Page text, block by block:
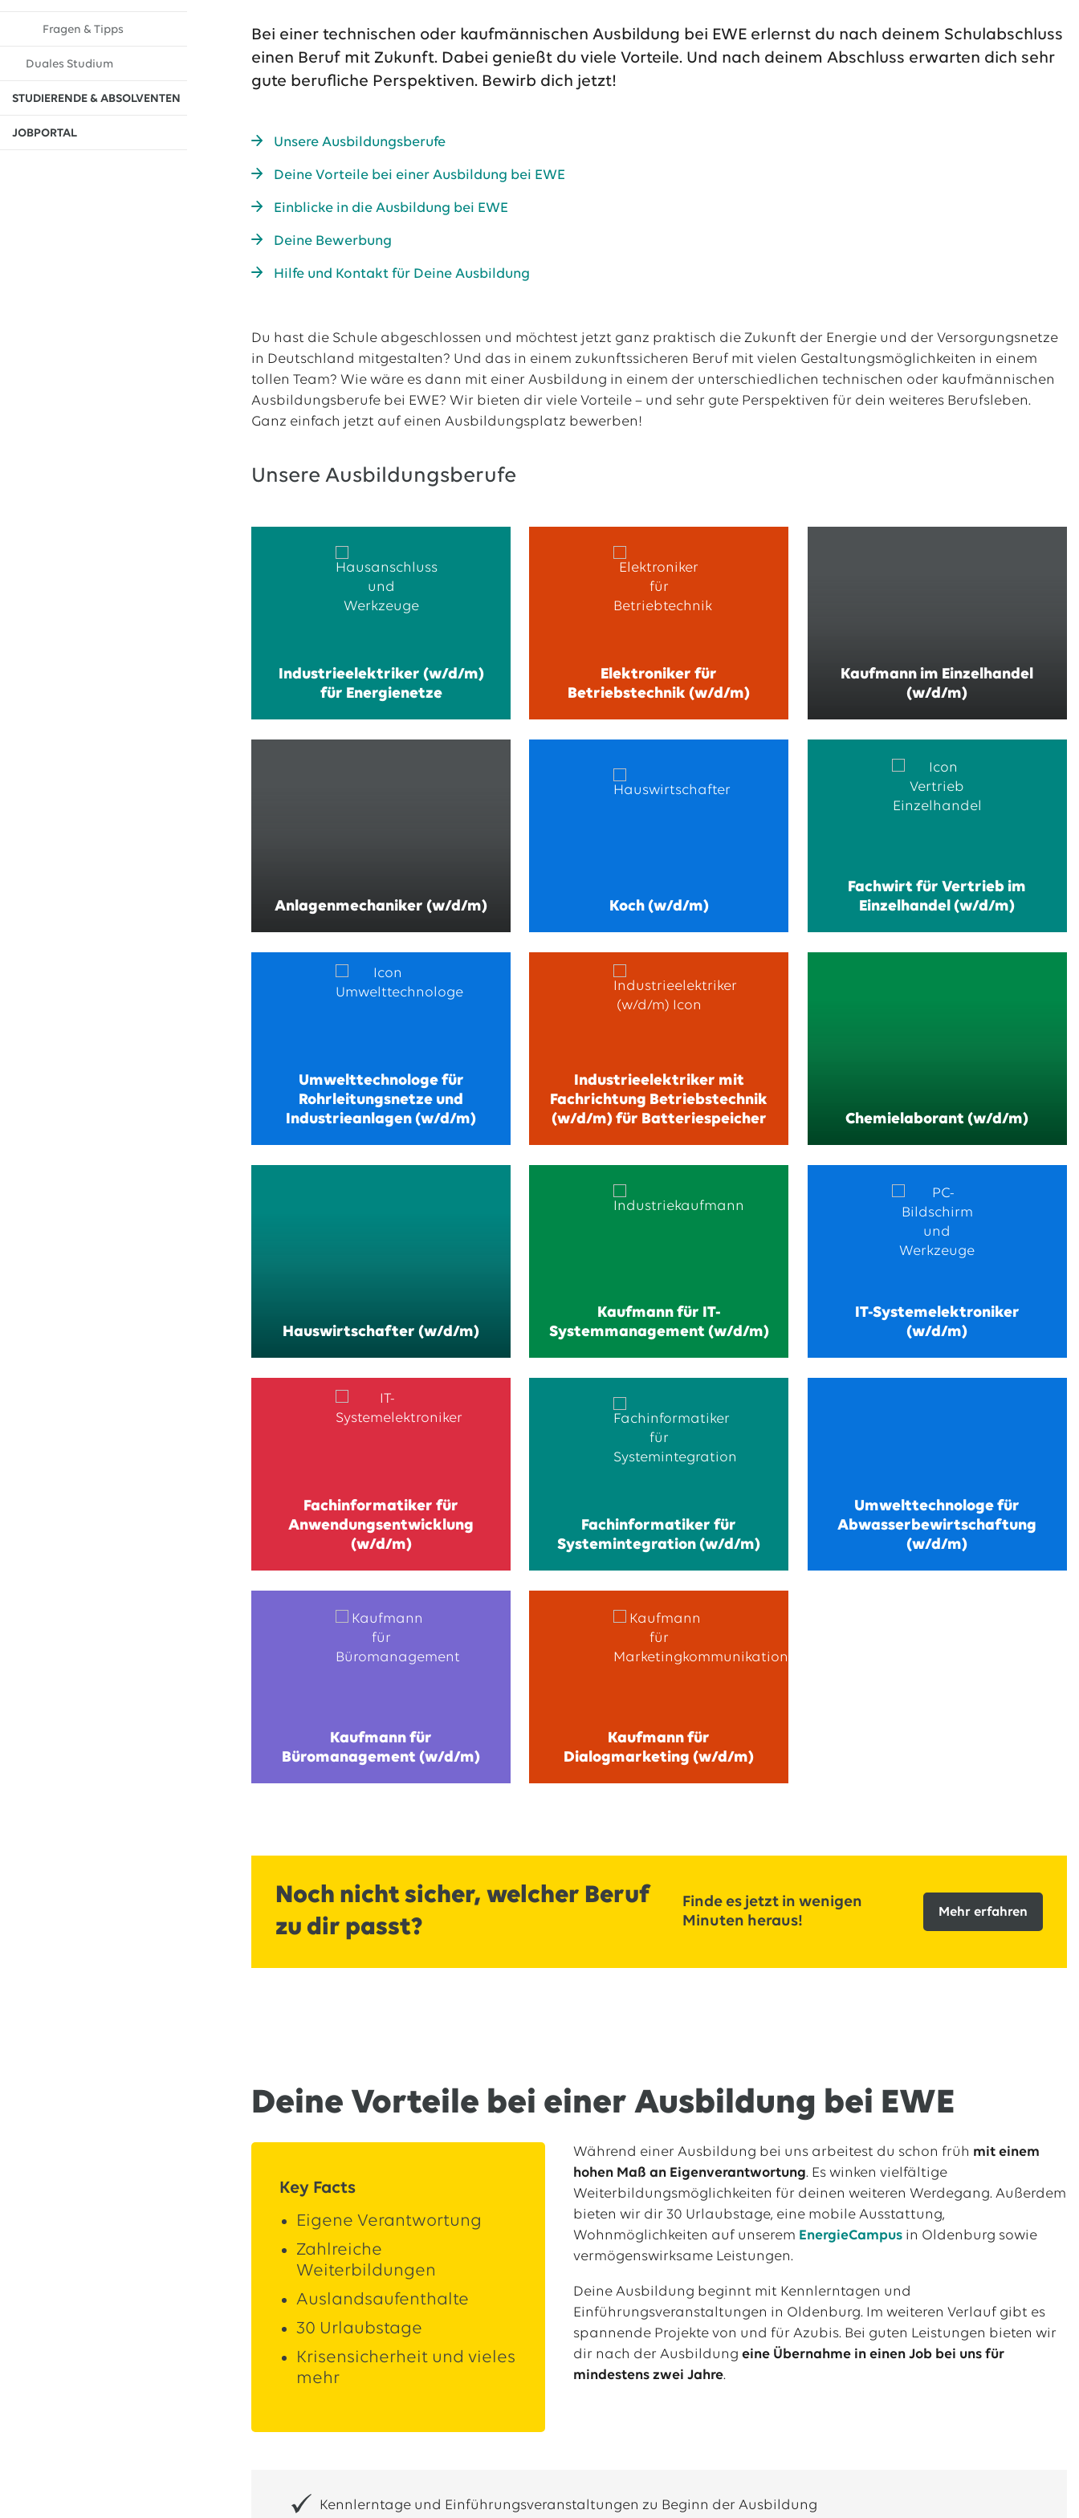
Fragen & Tipps
Duales Studium
STUDIERENDE & ABSOLVENTEN
JOBPORTAL
Bei einer technischen oder kaufmännischen Ausbildung bei EWE erlernst du nach deinem Schulabschluss
einen Beruf mit Zukunft. Dabei genießt du viele Vorteile. Und nach deinem Abschluss erwarten dich sehr
gute berufliche Perspektiven. Bewirb dich jetzt!
Unsere Ausbildungsberufe
Deine Vorteile bei einer Ausbildung bei EWE
Einblicke in die Ausbildung bei EWE
Deine Bewerbung
Hilfe und Kontakt für Deine Ausbildung
Du hast die Schule abgeschlossen und möchtest jetzt ganz praktisch die Zukunft der Energie und der Versorgungsnetze
in Deutschland mitgestalten? Und das in einem zukunftssicheren Beruf mit vielen Gestaltungsmöglichkeiten in einem
tollen Team? Wie wäre es dann mit einer Ausbildung in einem der unterschiedlichen technischen oder kaufmännischen
Ausbildungsberufe bei EWE? Wir bieten dir viele Vorteile – und sehr gute Perspektiven für dein weiteres Berufsleben.
Ganz einfach jetzt auf einen Ausbildungsplatz bewerben!
Unsere Ausbildungsberufe
Industrieelektriker (w/d/m)
für Energienetze
Elektroniker für
Betriebstechnik (w/d/m)
Kaufmann im Einzelhandel
(w/d/m)
Anlagenmechaniker (w/d/m) Koch (w/d/m)
Fachwirt für Vertrieb im
Einzelhandel (w/d/m)
Umwelttechnologe für
Rohrleitungsnetze und
Industrieanlagen (w/d/m)
Industrieelektriker mit
Fachrichtung Betriebstechnik
(w/d/m) für Batteriespeicher
Chemielaborant (w/d/m)
Hauswirtschafter (w/d/m)
Kaufmann für IT-
Systemmanagement (w/d/m)
IT-System­elektroniker
(w/d/m)
Fachinformatiker für
Anwendungsentwicklung
(w/d/m)
Fachinformatiker für
Systemintegration (w/d/m)
Umwelttechnologe für
Abwasserbewirtschaftung
(w/d/m)
Kaufmann für
Büromanagement (w/d/m)
Kaufmann für
Dialogmarketing (w/d/m)
Noch nicht sicher, welcher Beruf
zu dir passt?
Finde es jetzt in wenigen
Minuten heraus!
Mehr erfahren
Deine Vorteile bei einer Ausbildung bei EWE
Key Facts
Eigene Verantwortung
Zahlreiche
Weiterbildungen
Auslandsaufenthalte
30 Urlaubstage
Krisensicherheit und vieles
mehr
Während einer Ausbildung bei uns arbeitest du schon früh mit einem
hohen Maß an Eigenverantwortung. Es winken vielfältige
Weiterbildungsmöglichkeiten für deinen weiteren Werdegang. Außerdem
bieten wir dir 30 Urlaubstage, eine mobile Ausstattung,
Wohnmöglichkeiten auf unserem EnergieCampusin Oldenburg sowie
vermögenswirksame Leistungen.
Deine Ausbildung beginnt mit Kennlerntagen und
Einführungsveranstaltungen in Oldenburg. Im weiteren Verlauf gibt es
spannende Projekte von und für Azubis. Bei guten Leistungen bieten wir
dir nach der Ausbildung eine Übernahme in einen Job bei uns für
mindestens zwei Jahre.
Kennlerntage und Einführungsveranstaltungen zu Beginn der Ausbildung
13.07.2026
EWE VERTRIEB GmbH
Neue Wärmepumpenförderung: EWE gibt Orientierung
Spatenstich für erste Wasserstoffpipeline im Nordwesten
09.06.2026
Salzgitter AG und EWE schließen Vertrag über die ...